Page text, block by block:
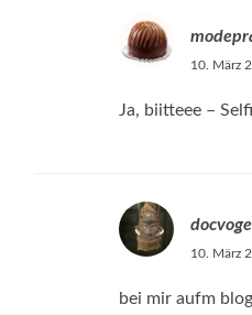
10. März
Ja, biitteee –
10. März
bei mir aufm